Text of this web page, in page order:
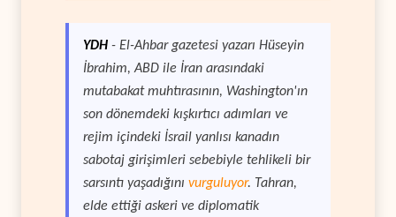
YDH - El-Ahbar gazetesi yazarı Hüseyin
İbrahim, ABD ile İran arasındaki
mutabakat muhtırasının, Washington'ın
son dönemdeki kışkırtıcı adımları ve
rejim içindeki İsrail yanlısı kanadın
sabotaj girişimleri sebebiyle tehlikeli bir
sarsıntı yaşadığını vurguluyor. Tahran,
elde ettiği askeri ve diplomatik